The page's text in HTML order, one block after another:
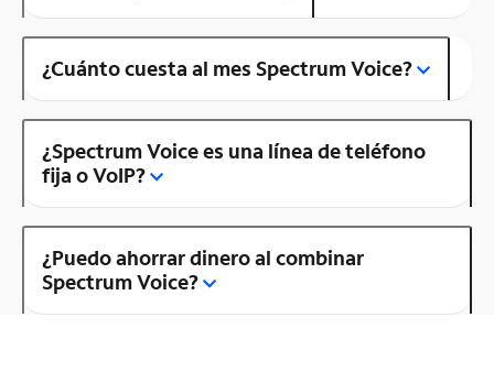
¿Cuánto cuesta al mes Spectrum Voice?
¿Spectrum Voice es una línea de teléfono
fija o VoIP?
¿Puedo ahorrar dinero al combinar
Spectrum Voice?